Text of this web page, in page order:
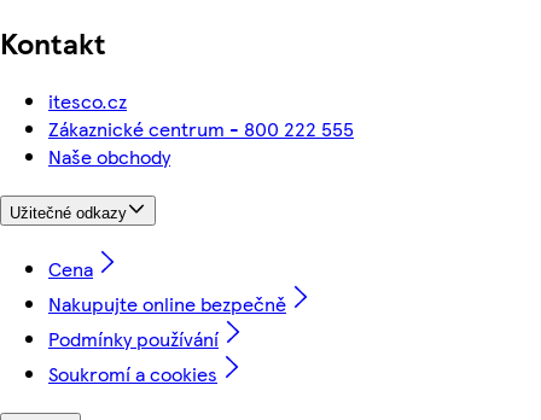
Kontakt
itesco.cz
Zákaznické centrum - 800 222 555
Naše obchody
Užitečné odkazy
Cena
Nakupujte online bezpečně
Podmínky používání
Soukromí a cookies